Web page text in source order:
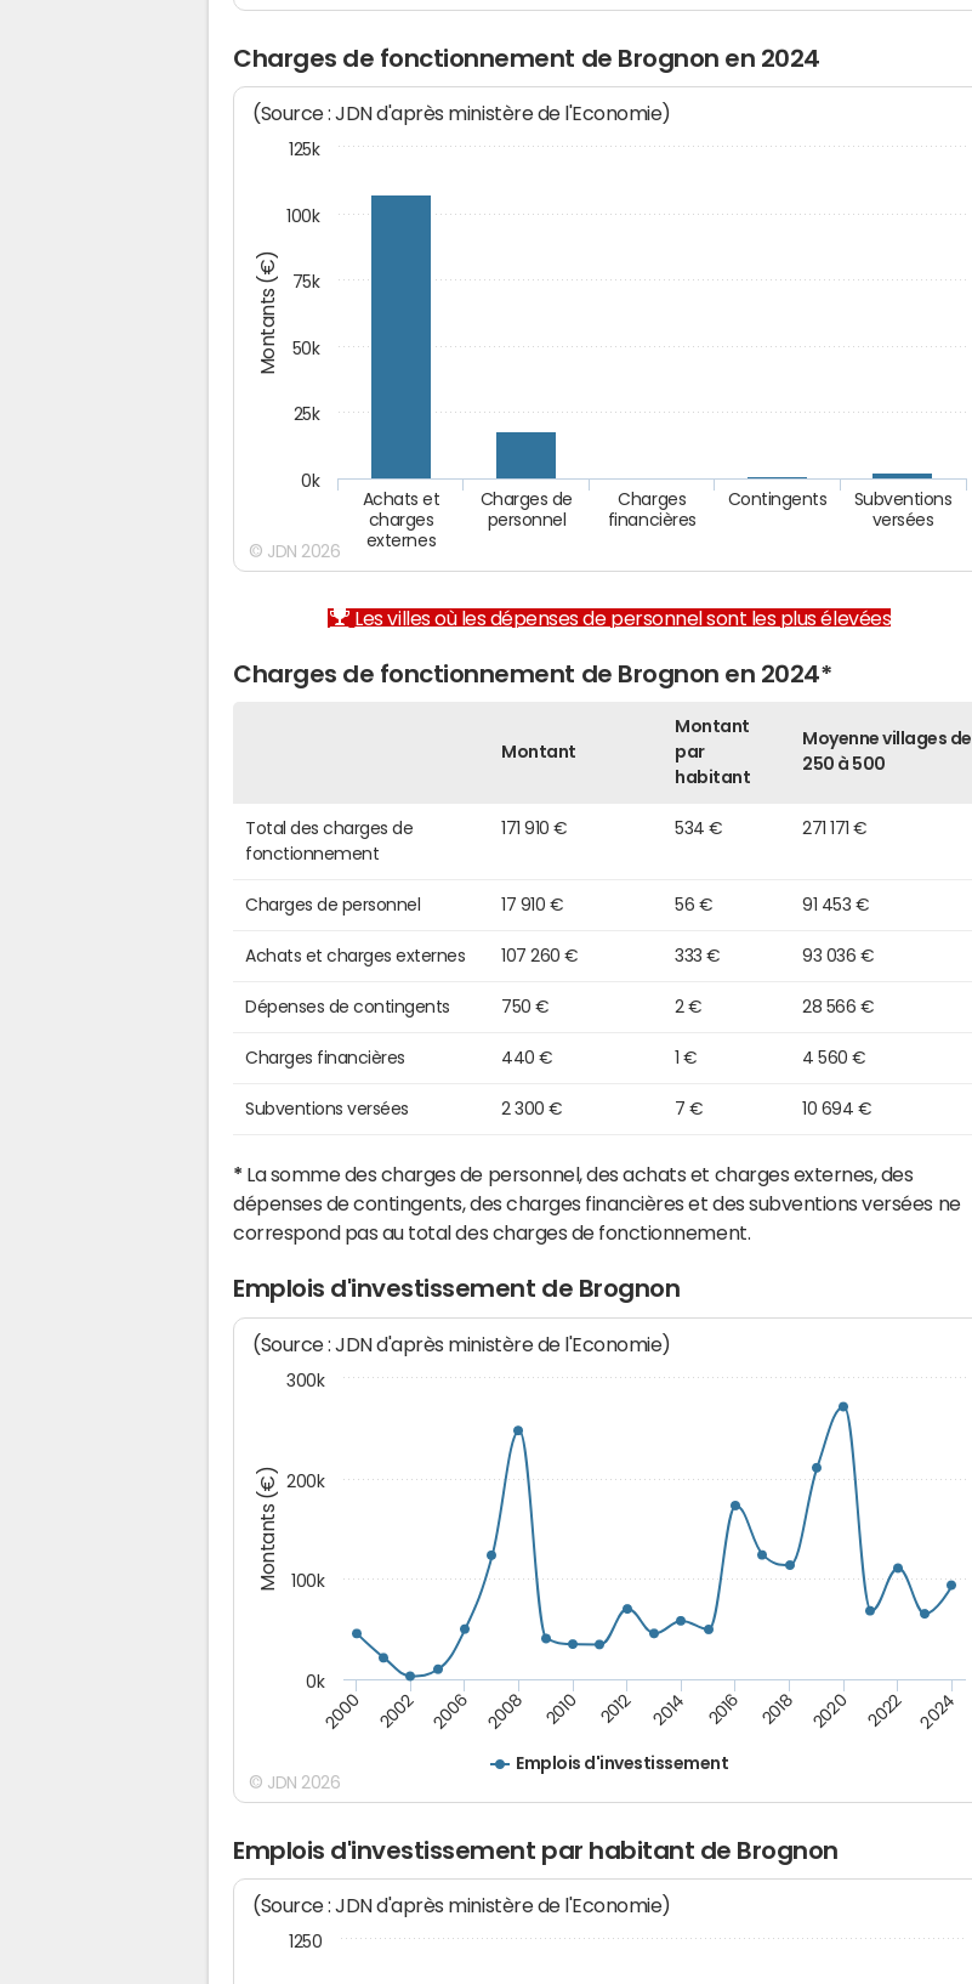
Charges de fonctionnement de Brognon en 2024
Montants (€)
(Source : JDN d'après ministère de l'Economie)
Achats et
charges
externes
Charges de
personnel
Charges
financières
Contingents
Subventions
versées
0k
25k
50k
75k
100k
125k
© JDN 2026
Les villes où les dépenses de personnel sont les plus élevées
Charges de fonctionnement de Brognon en 2024*
Montant
Montant
par
habitant
Moyenne villages de
250 à 500
Total des charges de
fonctionnement
171 910 € 534 € 271 171 €
Charges de personnel 17 910 € 56 € 91 453 €
Achats et charges externes 107 260 € 333 € 93 036 €
Dépenses de contingents 750 € 2 € 28 566 €
Charges financières 440 € 1 € 4 560 €
Subventions versées 2 300 € 7 € 10 694 €
* La somme des charges de personnel, des achats et charges externes, des
dépenses de contingents, des charges financières et des subventions versées ne
correspond pas au total des charges de fonctionnement.
Emplois d'investissement de Brognon
Montants (€)
(Source : JDN d'après ministère de l'Economie)
Emplois d'investissement
2000 2002 2006 2008 2010 2012 2014 2016 2018 2020 2022 2024
0k
100k
200k
300k
© JDN 2026
Emplois d'investissement par habitant de Brognon
(Source : JDN d'après ministère de l'Economie)
1250